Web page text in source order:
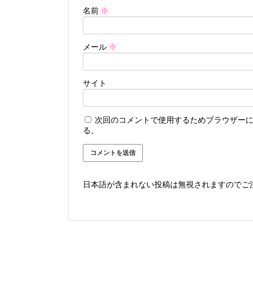
名前 ※
メール ※
サイト
次回のコメントで使用するためブラウザー
る。
日本語が含まれない投稿は無視されますのでご